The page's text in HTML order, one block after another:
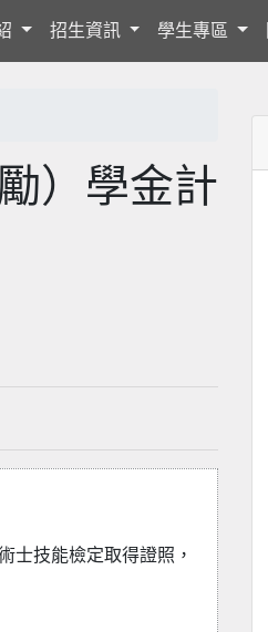
招生資訊 學生專區
）學金計
士技能檢定取得證照，